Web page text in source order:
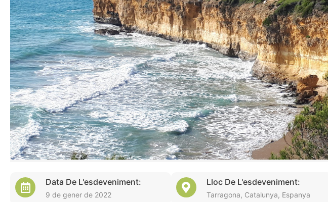
Data De L'esdeveniment:
9 de gener de 2022
Lloc De L'esdeveniment:
Tarragona, Catalunya, Espanya